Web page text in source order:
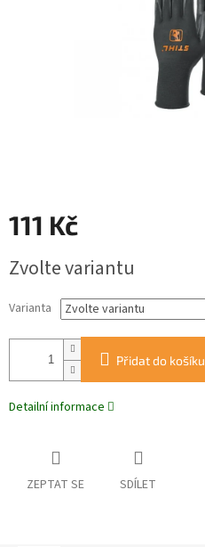
111 Kč
cena:
Zvolte variantu
Varianta
Přidat do košíku
Detailní informace
ZEPTAT SE SDÍLET